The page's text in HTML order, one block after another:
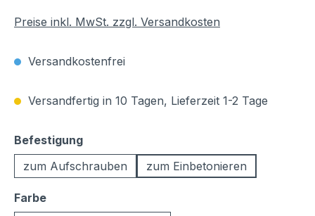
Preise inkl. MwSt. zzgl. Versandkosten
Versandkostenfrei
Versandfertig in 10 Tagen, Lieferzeit 1-2 Tage
Befestigungauswählen
zum Aufschrauben
zum Einbetonieren
Farbeauswählen